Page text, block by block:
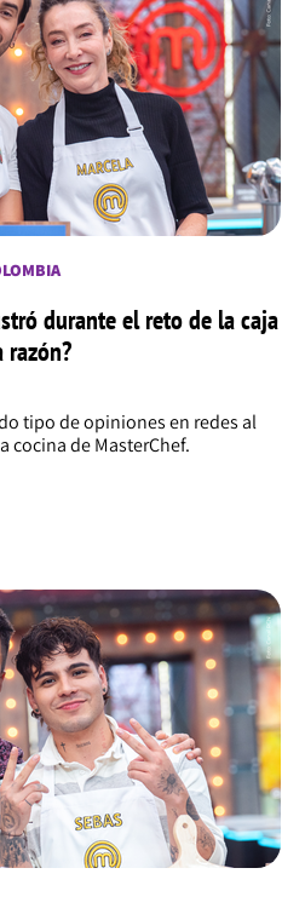
durante el reto de la caja
razón?
tipo de opiniones en redes al
cocina de MasterChef.